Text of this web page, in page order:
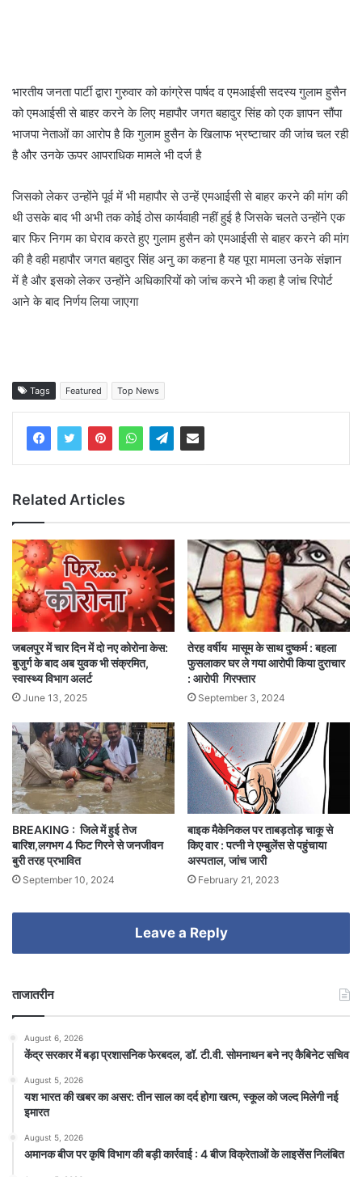
भारतीय जनता पार्टी द्वारा गुरुवार को कांग्रेस पार्षद व एमआईसी सदस्य गुलाम हुसैन
को एमआईसी से बाहर करने के लिए महापौर जगत बहादुर सिंह को एक ज्ञापन सौंपा
भाजपा नेताओं का आरोप है कि गुलाम हुसैन के खिलाफ भ्रष्टाचार की जांच चल रही
है और उनके ऊपर आपराधिक मामले भी दर्ज है
जिसको लेकर उन्होंने पूर्व में भी महापौर से उन्हें एमआईसी से बाहर करने की मांग की
थी उसके बाद भी अभी तक कोई ठोस कार्यवाही नहीं हुई है जिसके चलते उन्होंने एक
बार फिर निगम का घेराव करते हुए गुलाम हुसैन को एमआईसी से बाहर करने की मांग
की है वही महापौर जगत बहादुर सिंह अनु का कहना है यह पूरा मामला उनके संज्ञान
में है और इसको लेकर उन्होंने अधिकारियों को जांच करने भी कहा है जांच रिपोर्ट
आने के बाद निर्णय लिया जाएगा
Tags Featured Top News
Related Articles
जबलपुर में चार दिन में दो नए कोरोना केस:
बुजुर्ग के बाद अब युवक भी संक्रमित,
स्वास्थ्य विभाग अलर्ट
June 13, 2025
तेरह वर्षीय मासूम के साथ दुष्कर्म : बहला
फुसलाकर घर ले गया आरोपी किया दुराचार
: आरोपी गिरफ्तार
September 3, 2024
BREAKING : जिले में हुई तेज
बारिश,लगभग 4 फिट गिरने से जनजीवन
बुरी तरह प्रभावित
September 10, 2024
बाइक मैकेनिकल पर ताबड़तोड़ चाकू से
किए वार : पत्नी ने एम्बुलेंस से पहुंचाया
अस्पताल, जांच जारी
February 21, 2023
Leave a Reply
ताजातरीन
August 6, 2026
केंद्र सरकार में बड़ा प्रशासनिक फेरबदल, डॉ. टी.वी. सोमनाथन बने नए कैबिनेट सचिव
August 5, 2026
यश भारत की खबर का असर: तीन साल का दर्द होगा खत्म, स्कूल को जल्द मिलेगी नई
इमारत
August 5, 2026
अमानक बीज पर कृषि विभाग की बड़ी कार्रवाई : 4 बीज विक्रेताओं के लाइसेंस निलंबित